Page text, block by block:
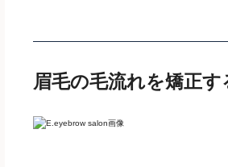
眉毛の毛流れを矯正